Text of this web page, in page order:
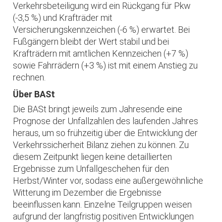
Verkehrsbeteiligung wird ein Rückgang für Pkw
(-3,5 %) und Krafträder mit
Versicherungskennzeichen (-6 %) erwartet. Bei
Fußgängern bleibt der Wert stabil und bei
Krafträdern mit amtlichen Kennzeichen (+7 %)
sowie Fahrrädern (+3 %) ist mit einem Anstieg zu
rechnen.
Über BASt
Die BASt bringt jeweils zum Jahresende eine
Prognose der Unfallzahlen des laufenden Jahres
heraus, um so frühzeitig über die Entwicklung der
Verkehrssicherheit Bilanz ziehen zu können. Zu
diesem Zeitpunkt liegen keine detaillierten
Ergebnisse zum Unfallgeschehen für den
Herbst/Winter vor, sodass eine außergewöhnliche
Witterung im Dezember die Ergebnisse
beeinflussen kann. Einzelne Teilgruppen weisen
aufgrund der langfristig positiven Entwicklungen